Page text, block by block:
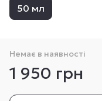
50 мл
Немає в наявності
1 950 грн